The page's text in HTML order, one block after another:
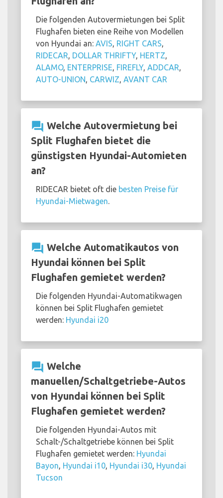
Die folgenden Autovermietungen bei Split
Flughafen bieten eine Reihe von Modellen
von Hyundai an: AVIS, RIGHT CARS,
RIDECAR, DOLLAR THRIFTY, HERTZ,
ALAMO, ENTERPRISE, FIREFLY, ADDCAR,
AUTO-UNION, CARWIZ, AVANT CAR
question_answer Welche Autovermietung bei
Split Flughafen bietet die
günstigsten Hyundai-Automieten
an?
RIDECAR bietet oft die besten Preise für
Hyundai-Mietwagen.
question_answer Welche Automatikautos von
Hyundai können bei Split
Flughafen gemietet werden?
Die folgenden Hyundai-Automatikwagen
können bei Split Flughafen gemietet
werden: Hyundai i20
question_answer Welche
manuellen/Schaltgetriebe-Autos
von Hyundai können bei Split
Flughafen gemietet werden?
Die folgenden Hyundai-Autos mit
Schalt-/Schaltgetriebe können bei Split
Flughafen gemietet werden: Hyundai
Bayon, Hyundai i10, Hyundai i30, Hyundai
Tucson